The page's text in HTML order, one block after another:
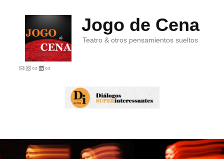
Jogo de Cena
Teatro & otros pensamientos sueltos
E-mailInstagram
LinkLinkedIn
Link